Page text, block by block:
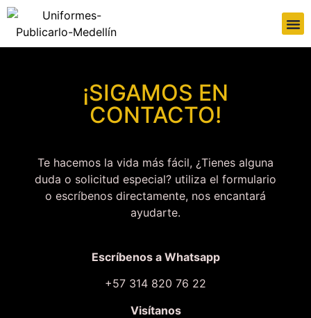
¡SIGAMOS EN
CONTACTO!
Te hacemos la vida más fácil, ¿Tienes alguna
duda o solicitud especial? utiliza el formulario
o escríbenos directamente, nos encantará
ayudarte.
Escríbenos a Whatsapp
+57 314 820 76 22
Visítanos